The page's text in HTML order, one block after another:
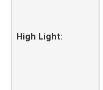
High Light: